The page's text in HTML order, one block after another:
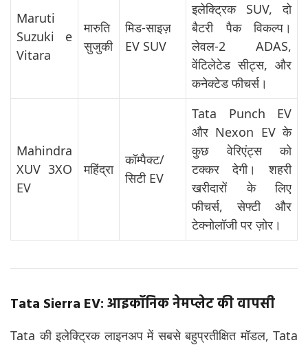
Maruti
Suzuki e
Vitara
मारुति
सुजुकी
मिड-साइज़
EV SUV
इलेक्ट्रिक SUV, दो
बैटरी पैक विकल्प।
लेवल-2 ADAS,
वेंटिलेटेड सीट्स, और
कनेक्टेड फीचर्स।
Mahindra
XUV 3XO
EV
महिंद्रा
कॉम्पैक्ट/
सिटी EV
Tata Punch EV
और Nexon EV के
कुछ वेरिएंट्स को
टक्कर देगी। शहरी
खरीदारों के लिए
फीचर्स, सेफ्टी और
टेक्नोलॉजी पर ज़ोर।
Tata Sierra EV: आइकॉनिक नेमप्लेट की वापसी
Tata की इलेक्ट्रिक लाइनअप में सबसे बहुप्रतीक्षित मॉडल, Tata